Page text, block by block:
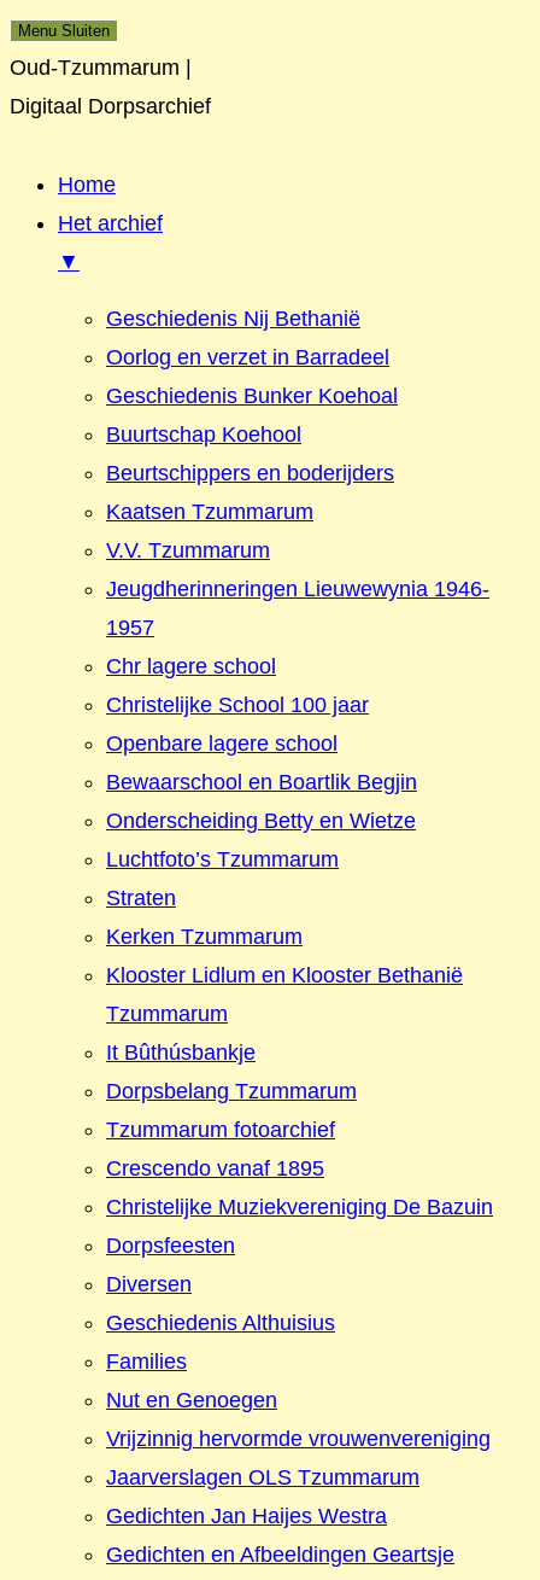
Menu Sluiten
Oud-Tzummarum |
Digitaal Dorpsarchief
Home
Het archief
▼
Geschiedenis Nij Bethanië
Oorlog en verzet in Barradeel
Geschiedenis Bunker Koehoal
Buurtschap Koehool
Beurtschippers en boderijders
Kaatsen Tzummarum
V.V. Tzummarum
Jeugdherinneringen Lieuwewynia 1946-
1957
Chr lagere school
Christelijke School 100 jaar
Openbare lagere school
Bewaarschool en Boartlik Begjin
Onderscheiding Betty en Wietze
Luchtfoto’s Tzummarum
Straten
Kerken Tzummarum
Klooster Lidlum en Klooster Bethanië
Tzummarum
It Bûthúsbankje
Dorpsbelang Tzummarum
Tzummarum fotoarchief
Crescendo vanaf 1895
Christelijke Muziekvereniging De Bazuin
Dorpsfeesten
Diversen
Geschiedenis Althuisius
Families
Nut en Genoegen
Vrijzinnig hervormde vrouwenvereniging
Jaarverslagen OLS Tzummarum
Gedichten Jan Haijes Westra
Gedichten en Afbeeldingen Geartsje